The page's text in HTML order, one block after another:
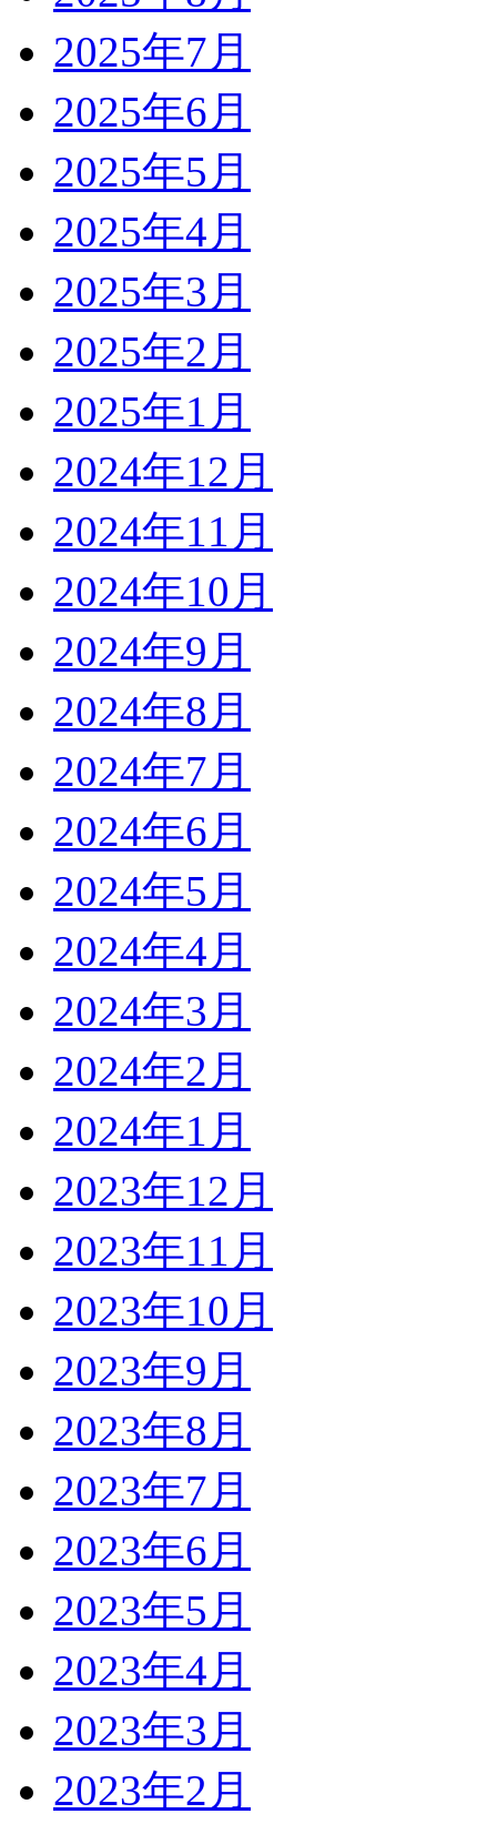
2025年7月
2025年6月
2025年5月
2025年4月
2025年3月
2025年2月
2025年1月
2024年12月
2024年11月
2024年10月
2024年9月
2024年8月
2024年7月
2024年6月
2024年5月
2024年4月
2024年3月
2024年2月
2024年1月
2023年12月
2023年11月
2023年10月
2023年9月
2023年8月
2023年7月
2023年6月
2023年5月
2023年4月
2023年3月
2023年2月